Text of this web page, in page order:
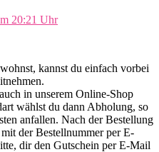
20:21 Uhr
kannst du einfach vorbei
in unserem Online-Shop
wählst du dann Abholung, so
anfallen. Nach der Bestellung
der Bestellnummer per E-
dir den Gutschein per E-Mail